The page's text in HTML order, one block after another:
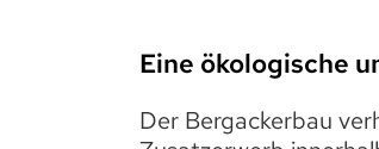
Eine ökologische
Der Bergackerbau